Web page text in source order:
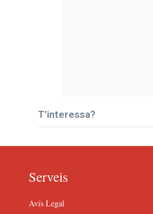
T’interessa?
Serveis
Avís Legal